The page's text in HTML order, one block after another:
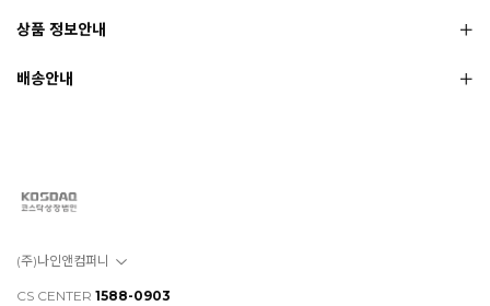
상품 정보안내
배송안내
(주)나인앤컴퍼니
CS CENTER 1588-0903